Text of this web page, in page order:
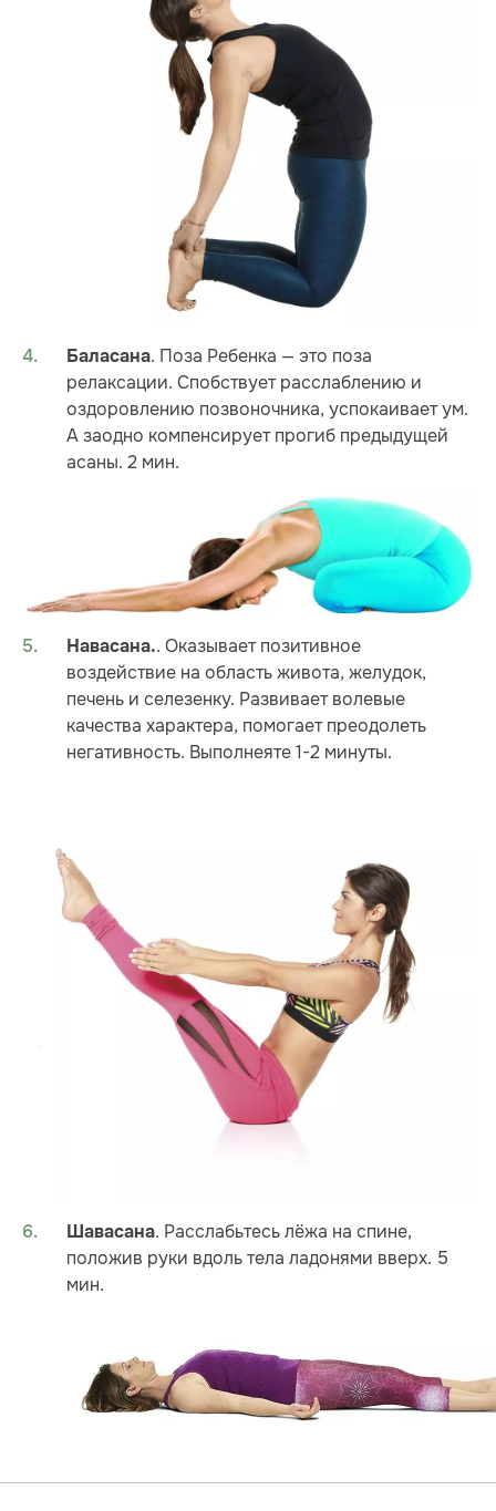
Баласана. Поза Ребенка — это поза
релаксации. Спобствует расслаблению и
оздоровлению позвоночника, успокаивает ум.
А заодно компенсирует прогиб предыдущей
асаны. 2 мин.
Навасана.. Оказывает позитивное
воздействие на область живота, желудок,
печень и селезенку. Развивает волевые
качества характера, помогает преодолеть
негативность. Выполнеяте 1-2 минуты.
Шавасана. Расслабьтесь лёжа на спине,
положив руки вдоль тела ладонями вверх. 5
мин.